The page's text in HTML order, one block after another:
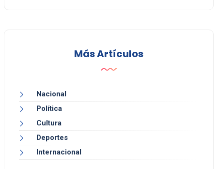
Más Artículos
Nacional
Política
Cultura
Deportes
Internacional